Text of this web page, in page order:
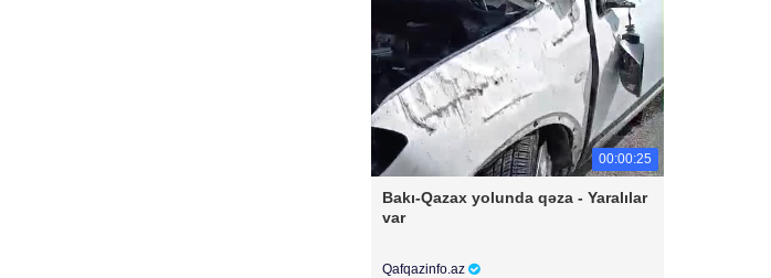
00:00:25
Bakı-Qazax yolunda qəza - Yaralılar
var
Qafqazinfo.az